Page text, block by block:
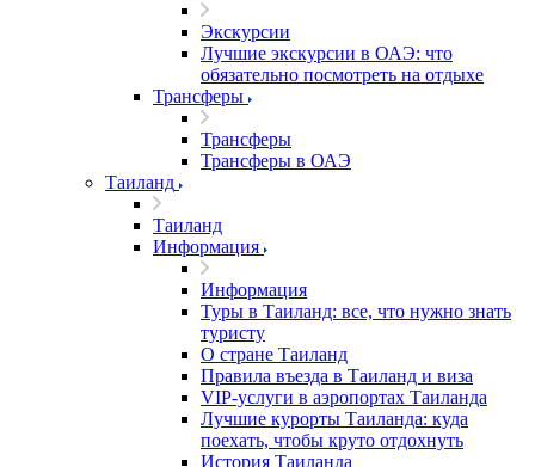
Экскурсии
Лучшие экскурсии в ОАЭ: что
обязательно посмотреть на отдыхе
Трансферы
Трансферы
Трансферы в ОАЭ
Таиланд
Таиланд
Информация
Информация
Туры в Таиланд: все, что нужно знать
туристу
О стране Таиланд
Правила въезда в Таиланд и виза
VIP-услуги в аэропортах Таиланда
Лучшие курорты Таиланда: куда
поехать, чтобы круто отдохнуть
История Таиланда